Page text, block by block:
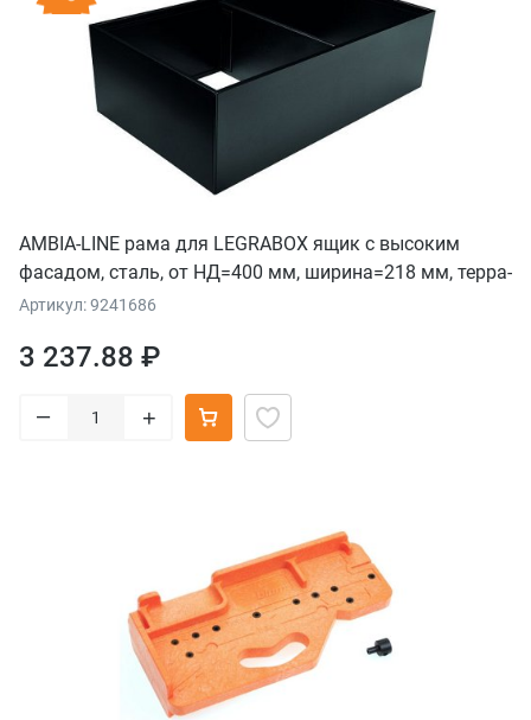
AMBIA-LINE рама для LEGRABOX ящик с высоким
фасадом, сталь, от НД=400 мм, ширина=218 мм, терра-
черный
Артикул: 9241686
3 237.88 ₽
– +